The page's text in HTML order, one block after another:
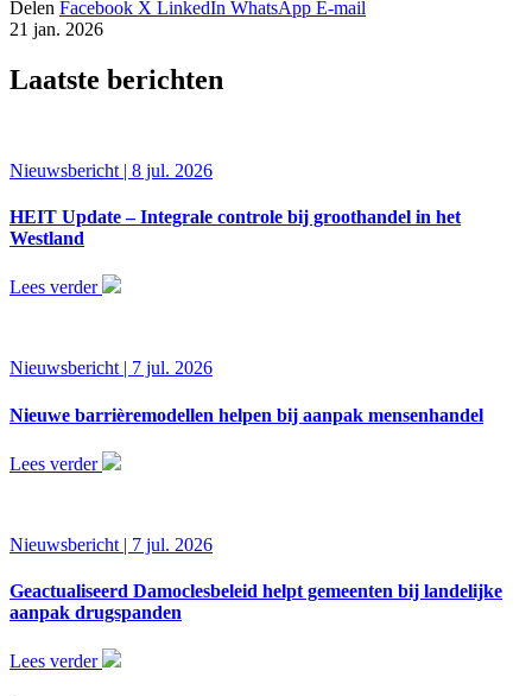
Delen Facebook X LinkedIn WhatsApp E-mail
21 jan. 2026
Laatste berichten
Nieuwsbericht | 8 jul. 2026
HEIT Update – Integrale controle bij groothandel in het
Westland
Lees verder
Nieuwsbericht | 7 jul. 2026
Nieuwe barrièremodellen helpen bij aanpak mensenhandel
Lees verder
Nieuwsbericht | 7 jul. 2026
Geactualiseerd Damoclesbeleid helpt gemeenten bij landelijke
aanpak drugspanden
Lees verder